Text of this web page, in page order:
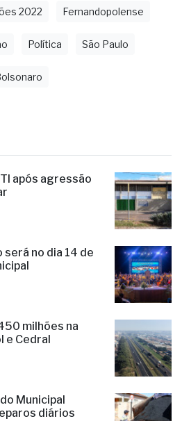
2022 Fernandopolense
Política São Paulo
após agressão
no dia 14 de
milhões na
e Cedral
Municipal
diários